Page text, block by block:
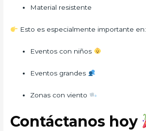
Material resistente
Esto es especialmente importante en:
Eventos con niños
Eventos grandes
Zonas con viento
Contáctanos hoy